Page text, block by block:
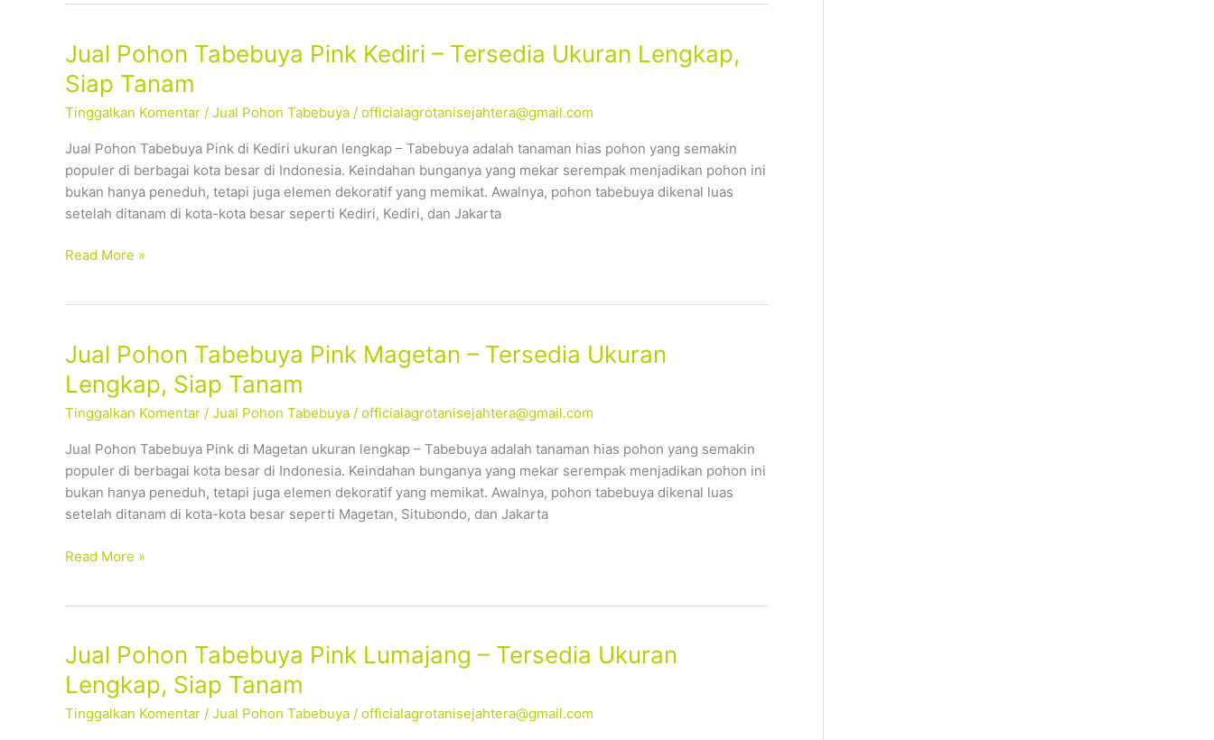
Jual Pohon Tabebuya Pink Kediri – Tersedia Ukuran Lengkap,
Siap Tanam
Tinggalkan Komentar / Jual Pohon Tabebuya / officialagrotanisejahtera@gmail.com
Jual Pohon Tabebuya Pink di Kediri ukuran lengkap – Tabebuya adalah tanaman hias pohon yang semakin
populer di berbagai kota besar di Indonesia. Keindahan bunganya yang mekar serempak menjadikan pohon ini
bukan hanya peneduh, tetapi juga elemen dekoratif yang memikat. Awalnya, pohon tabebuya dikenal luas
setelah ditanam di kota-kota besar seperti Kediri, Kediri, dan Jakarta
Jual
Tabebuya
Pink
–
Tersedia
Ukuran
Lengkap,
Tanam
Read More »
Jual Pohon Tabebuya Pink Magetan – Tersedia Ukuran
Lengkap, Siap Tanam
Tinggalkan Komentar / Jual Pohon Tabebuya / officialagrotanisejahtera@gmail.com
Jual Pohon Tabebuya Pink di Magetan ukuran lengkap – Tabebuya adalah tanaman hias pohon yang semakin
populer di berbagai kota besar di Indonesia. Keindahan bunganya yang mekar serempak menjadikan pohon ini
bukan hanya peneduh, tetapi juga elemen dekoratif yang memikat. Awalnya, pohon tabebuya dikenal luas
setelah ditanam di kota-kota besar seperti Magetan, Situbondo, dan Jakarta
Jual
Tabebuya
Pink
–
Tersedia
Ukuran
Lengkap,
Tanam
Read More »
Jual Pohon Tabebuya Pink Lumajang – Tersedia Ukuran
Lengkap, Siap Tanam
Tinggalkan Komentar / Jual Pohon Tabebuya / officialagrotanisejahtera@gmail.com
Jual
Tabebuya
Pink